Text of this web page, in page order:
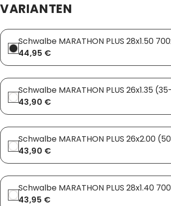
VARIANTEN
Schwalbe MARATHON PLUS 28x1.50
44,95 €
Schwalbe MARATHON PLUS 26x1.35
43,90 €
Schwalbe MARATHON PLUS 26x2.00
43,90 €
Schwalbe MARATHON PLUS 28x1.40
43,95 €